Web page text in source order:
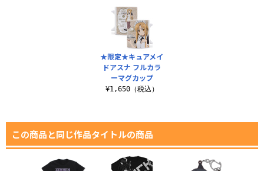
★限定★キュアメイ
ドアスナ フルカラ
ーマグカップ
¥1,650（税込）
この商品と同じ作品タイトルの商品